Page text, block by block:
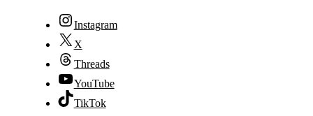
Instagram
X
Threads
YouTube
TikTok